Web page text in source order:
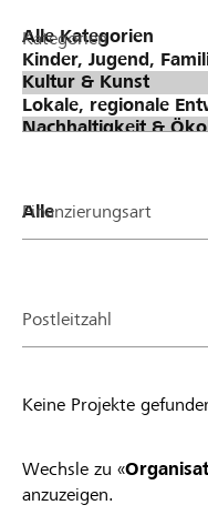
Kategorien
Finanzierungsart
Postleitzahl
Keine Projekte
Wechsle zu «
anzuzeigen.